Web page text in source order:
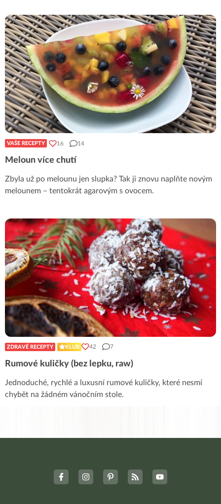
VAŠE RECEPTY 16 14
Meloun více chutí
Zbyla už po melounu jen slupka? Tak ji znovu naplňte novým
melounem – tentokrát agarovým s ovocem.
ZDRAVÉ RECEPTY KLUB 42 7
Rumové kuličky (bez lepku, raw)
Jednoduché, rychlé a luxusní rumové kuličky, které nesmí
chybět na žádném vánočním stole.